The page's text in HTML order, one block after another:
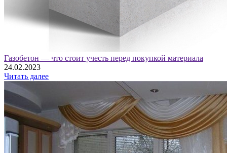
Газобетон — что стоит учесть перед покупкой материала
24.02.2023
Читать далее